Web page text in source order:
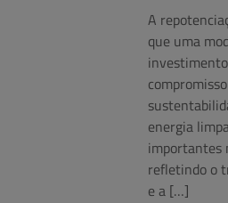
A
que uma
energia
importantes
refletindo o
e a […]